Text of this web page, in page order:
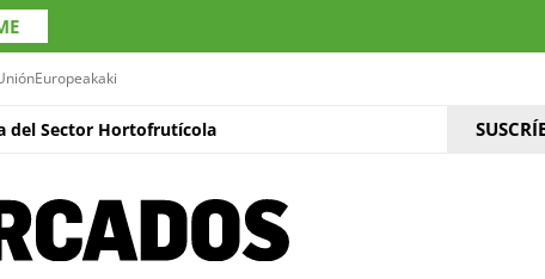
kaki
del Sector Hortofrutícola